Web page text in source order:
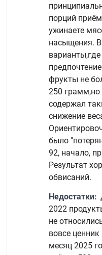
порций
ужинаете
насыщения.
фрукты не
250
содержал
снижение
было
92, начало,
Результат
обвисаний.
Недостатки:
2022
не
вовсе
месяц 2025